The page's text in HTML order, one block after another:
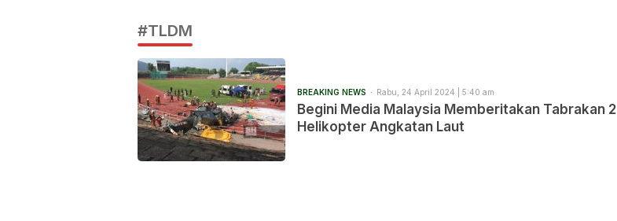
#TLDM
BREAKING NEWS Rabu, 24 April 2024 | 5:40 am
Begini Media Malaysia Memberitakan Tabrakan 2
Helikopter Angkatan Laut